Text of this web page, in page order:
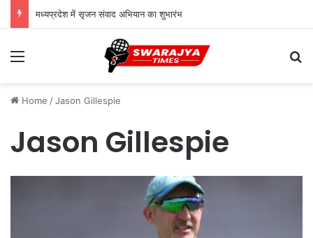
मध्यप्रदेश में सृजन संवाद अभियान का शुभारंभ
Menu
Home /Jason Gillespie
Jason Gillespie